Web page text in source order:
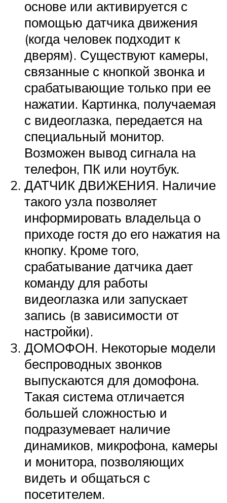
основе или активируется с
помощью датчика движения
(когда человек подходит к
дверям). Существуют камеры,
связанные с кнопкой звонка и
срабатывающие только при ее
нажатии. Картинка, получаемая
с видеоглазка, передается на
специальный монитор.
Возможен вывод сигнала на
телефон, ПК или ноутбук.
ДАТЧИК ДВИЖЕНИЯ. Наличие
такого узла позволяет
информировать владельца о
приходе гостя до его нажатия на
кнопку. Кроме того,
срабатывание датчика дает
команду для работы
видеоглазка или запускает
запись (в зависимости от
настройки).
ДОМОФОН. Некоторые модели
беспроводных звонков
выпускаются для домофона.
Такая система отличается
большей сложностью и
подразумевает наличие
динамиков, микрофона, камеры
и монитора, позволяющих
видеть и общаться с
посетителем.